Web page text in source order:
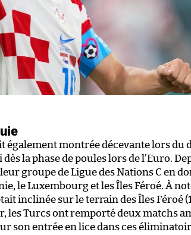
également montrée décevante lors du
la phase de poules lors de l’Euro.
groupe de Ligue des Nations C en
le Luxembourg et les Îles Féroé. À
inclinée sur le terrain des Îles Féroé
les Turcs ont remporté deux matchs
son entrée en lice dans ces